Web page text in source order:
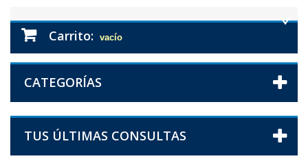
Carrito: vacío
CATEGORÍAS
TUS ÚLTIMAS CONSULTAS